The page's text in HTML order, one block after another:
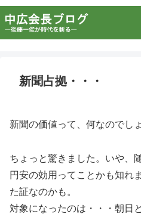
新聞占拠・・・
新聞の価値って、何なのでし
ちょっと驚きました。いや、
円安の効用ってことかも知れ
た証なのかも。
対象になったのは・・・朝日